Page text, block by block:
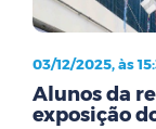
03/12/2025, às
Alunos da
exposição